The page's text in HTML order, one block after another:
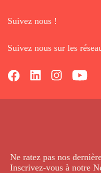
Suivez nous !
Suivez nous sur les
Ne ratez pas nos
Inscrivez-vous à notre